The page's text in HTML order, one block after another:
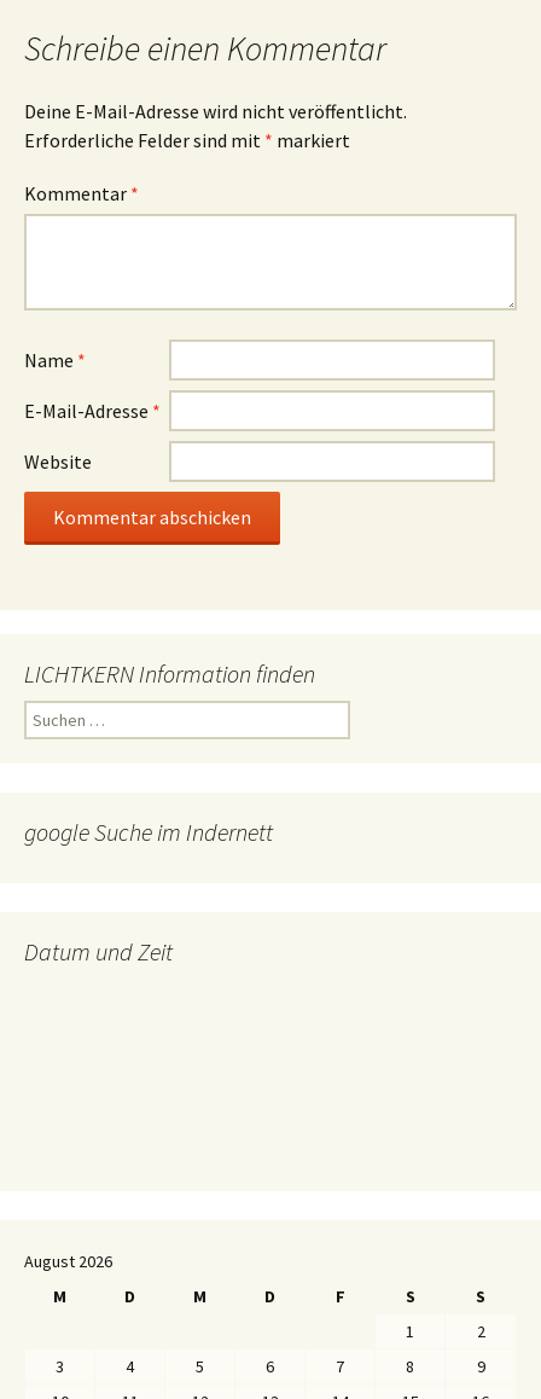
Schreibe einen Kommentar
Deine E-Mail-Adresse wird nicht veröffentlicht.
Erforderliche Felder sind mit * markiert
Kommentar *
Name *
E-Mail-Adresse *
Website
LICHTKERN Information finden
Suchen
nach:
google Suche im Indernett
Datum und Zeit
August 2026
M
D M D F S
S
1
2
3
4 5 6 7 8
9